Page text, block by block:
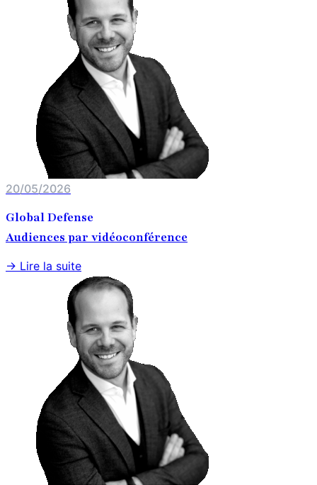
20/05/2026
Global Defense
Audiences par vidéoconférence
→ Lire la suite